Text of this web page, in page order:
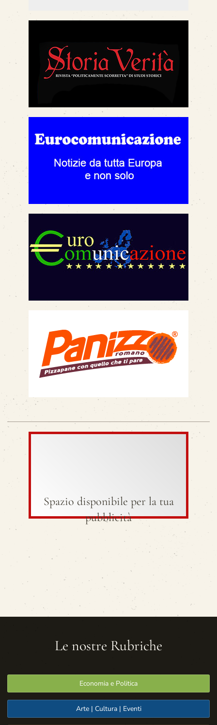
Spazio disponibile per la tua
pubblicità
Le nostre Rubriche
Economia e Politica
Arte | Cultura | Eventi